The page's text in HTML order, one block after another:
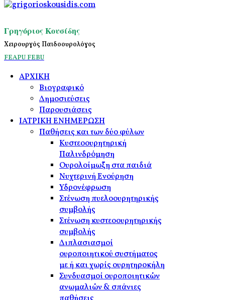
Γρηγόριος Κουσίδης
Χειρουργός Παιδοουρολόγος
FEAPUFEBU
ΑΡΧΙΚΗ
Βιογραφικό
Δημοσιεύσεις
Παρουσιάσεις
ΙΑΤΡΙΚΗ ΕΝΗΜΕΡΩΣΗ
Παθήσεις και των δύο φύλων
Κυστεοουρητηρική
Παλινδρόμηση
Ουρολοίμωξη στα παιδιά
Νυχτερινή Ενούρηση
Υδρονέφρωση
Στένωση πυελοουρητηρικής
συμβολής
Στένωση κυστεοουρητηρικής
συμβολής
Διπλασιασμοί
ουροποιητικού συστήματος
με ή και χωρίς ουρητηροκήλη
Συνδυασμοί ουροποιητικών
ανωμαλιών & σπάνιες